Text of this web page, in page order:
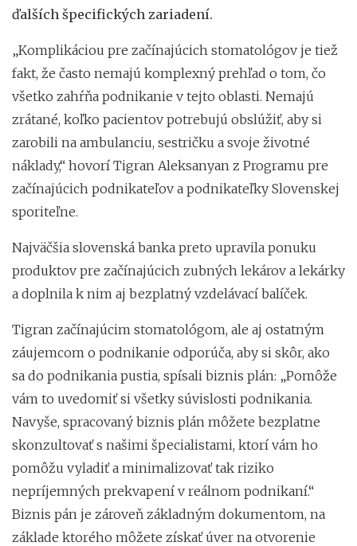
ďalších špecifických zariadení.
„Komplikáciou pre začínajúcich stomatológov je tiež
fakt, že často nemajú komplexný prehľad o tom, čo
všetko zahŕňa podnikanie v tejto oblasti. Nemajú
zrátané, koľko pacientov potrebujú obslúžiť, aby si
zarobili na ambulanciu, sestričku a svoje životné
náklady,“ hovorí Tigran Aleksanyan z Programu pre
začínajúcich podnikateľov a podnikateľky Slovenskej
sporiteľne.
Najväčšia slovenská banka preto upravila ponuku
produktov pre začínajúcich zubných lekárov a lekárky
a doplnila k nim aj bezplatný vzdelávací balíček.
Tigran začínajúcim stomatológom, ale aj ostatným
záujemcom o podnikanie odporúča, aby si skôr, ako
sa do podnikania pustia, spísali biznis plán: „Pomôže
vám to uvedomiť si všetky súvislosti podnikania.
Navyše, spracovaný biznis plán môžete bezplatne
skonzultovať s našimi špecialistami, ktorí vám ho
pomôžu vyladiť a minimalizovať tak riziko
nepríjemných prekvapení v reálnom podnikaní.“
Biznis pán je zároveň základným dokumentom, na
základe ktorého môžete získať úver na otvorenie